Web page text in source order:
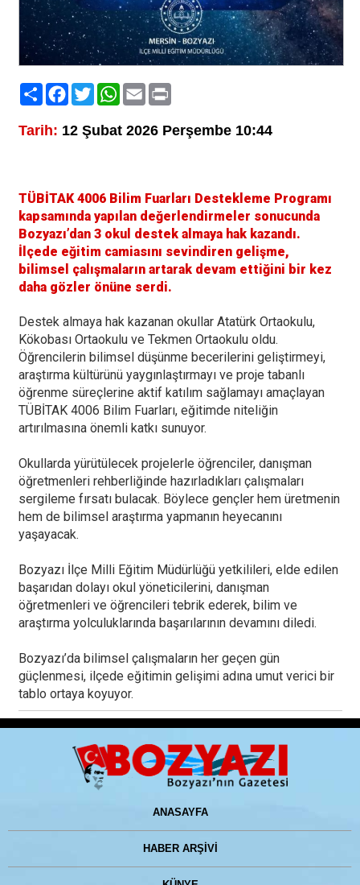
PaylaşFacebook
TwitterWhatsApp
EmailPrint
Tarih: 12 Şubat 2026 Perşembe 10:44
TÜBİTAK 4006 Bilim Fuarları Destekleme Programı
kapsamında yapılan değerlendirmeler sonucunda
Bozyazı’dan 3 okul destek almaya hak kazandı.
İlçede eğitim camiasını sevindiren gelişme,
bilimsel çalışmaların artarak devam ettiğini bir kez
daha gözler önüne serdi.
Destek almaya hak kazanan okullar Atatürk Ortaokulu,
Kökobası Ortaokulu ve Tekmen Ortaokulu oldu.
Öğrencilerin bilimsel düşünme becerilerini geliştirmeyi,
araştırma kültürünü yaygınlaştırmayı ve proje tabanlı
öğrenme süreçlerine aktif katılım sağlamayı amaçlayan
TÜBİTAK 4006 Bilim Fuarları, eğitimde niteliğin
artırılmasına önemli katkı sunuyor.
Okullarda yürütülecek projelerle öğrenciler, danışman
öğretmenleri rehberliğinde hazırladıkları çalışmaları
sergileme fırsatı bulacak. Böylece gençler hem üretmenin
hem de bilimsel araştırma yapmanın heyecanını
yaşayacak.
Bozyazı İlçe Milli Eğitim Müdürlüğü yetkilileri, elde edilen
başarıdan dolayı okul yöneticilerini, danışman
öğretmenleri ve öğrencileri tebrik ederek, bilim ve
araştırma yolculuklarında başarılarının devamını diledi.
Bozyazı’da bilimsel çalışmaların her geçen gün
güçlenmesi, ilçede eğitimin gelişimi adına umut verici bir
tablo ortaya koyuyor.
ANASAYFA
HABER ARŞİVİ